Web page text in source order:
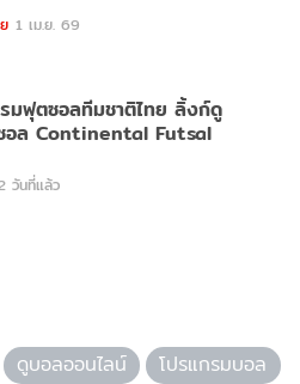
1 เม.ย. 69
มฟุตซอลทีมชาติไทย ลิ้งก์ดู
อล Continental Futsal
วันที่แล้ว
ดูบอลออนไลน์ โปรแกรมบอล